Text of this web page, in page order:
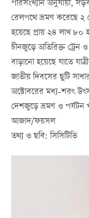
পরিসংখ্যান অনুযায়ী,
রেলপথে ভ্রমণ করেছে ২
হয়েছে প্রায় ২৪ লাখ ৮০
চীনজুড়ে অতিরিক্ত ট্রেন
বাড়ানো হয়েছে যাতে
জাতীয় দিবসের ছুটি
অক্টোবরের মধ্য-শরৎ
দেশজুড়ে ভ্রমণ ও পর্যটন
আজাদ/ফয়সল
তথ্য ও ছবি: সিসিটিভি